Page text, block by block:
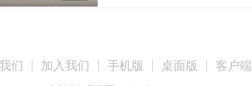
们 加入我们 手机版 桌面版 客户端